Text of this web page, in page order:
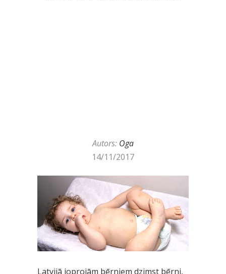
Autors: Oga
14/11/2017
Latvijā joprojām bērniem dzimst bērni,